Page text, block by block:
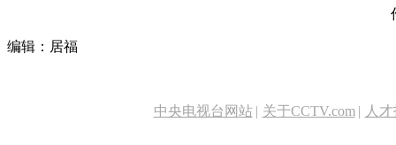
编辑：居福
中央电视台网站 | 关于CCTV.com | 人